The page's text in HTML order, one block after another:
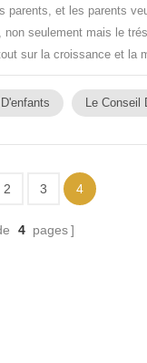
et les parents
non seulement mais le
sur la croissance et la
profitez-en pour
Le Conseil
2 3 4
4 pages